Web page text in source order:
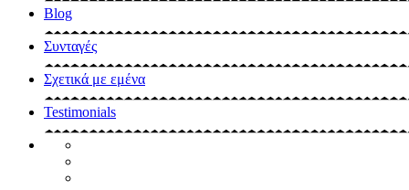
Blog
Συνταγές
Σχετικά με εμένα
Testimonials